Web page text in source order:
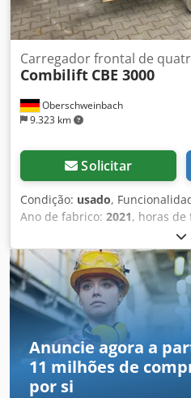
Oberschweinbach
9.323 km
Carregador frontal de
Combilift CBE 3000
Solicitar
Condição: usado,
Ano de fabrico: 2021, horas de
3.000 kg,
mm, tipo de combustível:
altura de construção:
2.243
Elektro
, Empilhador frontal
Triplex Dcodsy Rbgtjpfx Aflek
totalmente funcional Estado
lateral, regulador de garfos,
Anuncie agora a
11 milhões de
por si